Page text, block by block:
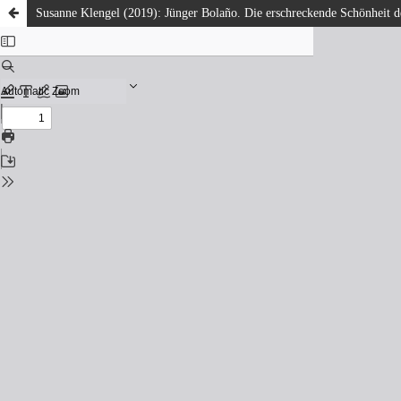
Susanne Klengel (2019): Jünger Bolaño. Die erschreckende Schönheit